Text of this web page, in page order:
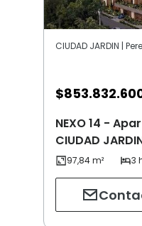
CIUDAD JARDIN |
$
NEXO 14 -
CIUDAD